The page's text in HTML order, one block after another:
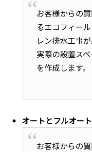
お客様からの
るエコフィー
レン排水工事
実際の設置ス
を作成します。
オートとフルオー
お客様からの